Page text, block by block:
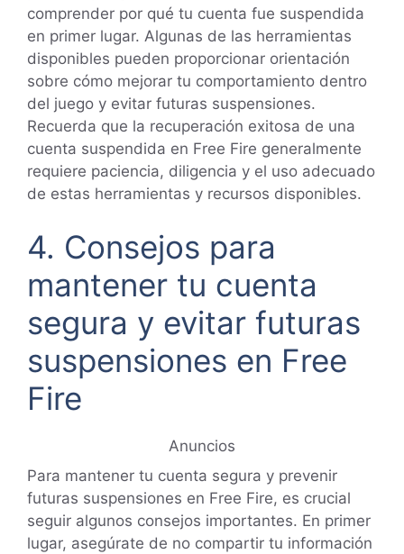
comprender por qué tu cuenta fue suspendida
en primer lugar. Algunas de las herramientas
disponibles pueden proporcionar orientación
sobre cómo mejorar tu comportamiento dentro
del juego y evitar futuras suspensiones.
Recuerda que la recuperación exitosa de una
cuenta suspendida en Free Fire generalmente
requiere paciencia, diligencia y el uso adecuado
de estas herramientas y recursos disponibles.
4. Consejos para
mantener tu cuenta
segura y evitar futuras
suspensiones en Free
Fire
Anuncios
Para mantener tu cuenta segura y prevenir
futuras suspensiones en Free Fire, es crucial
seguir algunos consejos importantes. En primer
lugar, asegúrate de no compartir tu información